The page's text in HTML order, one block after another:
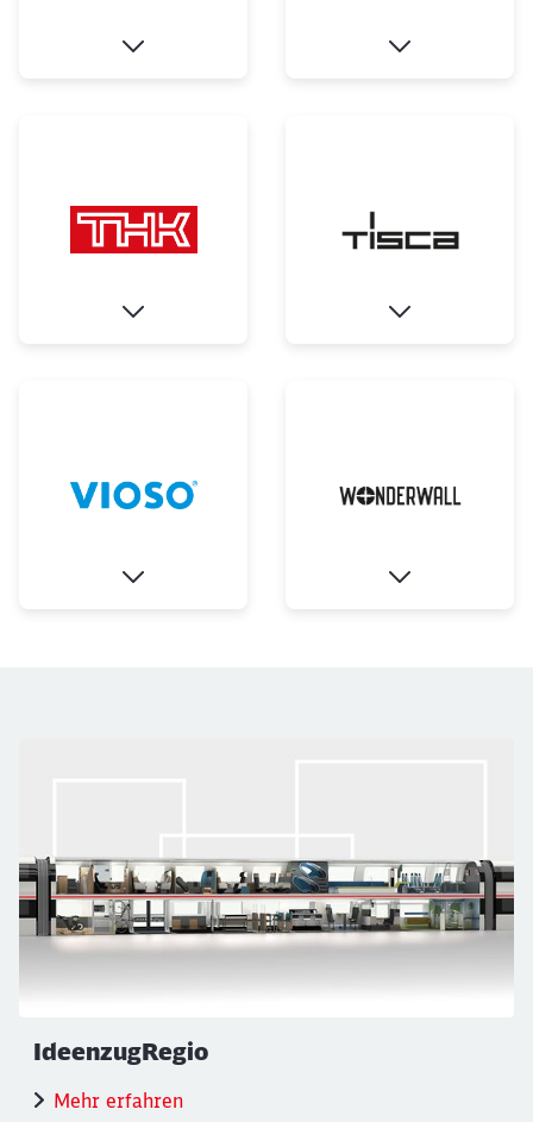
IdeenzugRegio
Mehr erfahren